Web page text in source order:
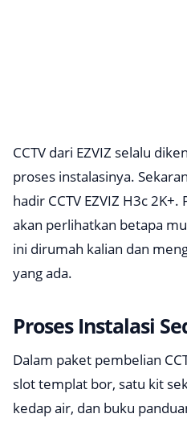
CCTV dari EZVIZ selalu
proses instalasinya.
hadir CCTV EZVIZ H3c
akan perlihatkan betapa
ini dirumah kalian dan
yang ada.
Proses Instalasi
Dalam paket pembelian
slot templat bor, satu kit
kedap air, dan buku